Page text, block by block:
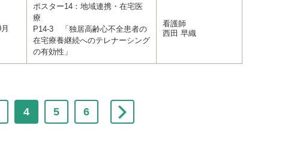
ポスター14：地域連携・在宅医
療
P14-3 「独居高齢心不全患者の
在宅療養継続へのテレナーシング
の有効性」
看護師
西田 早織
4 5 6